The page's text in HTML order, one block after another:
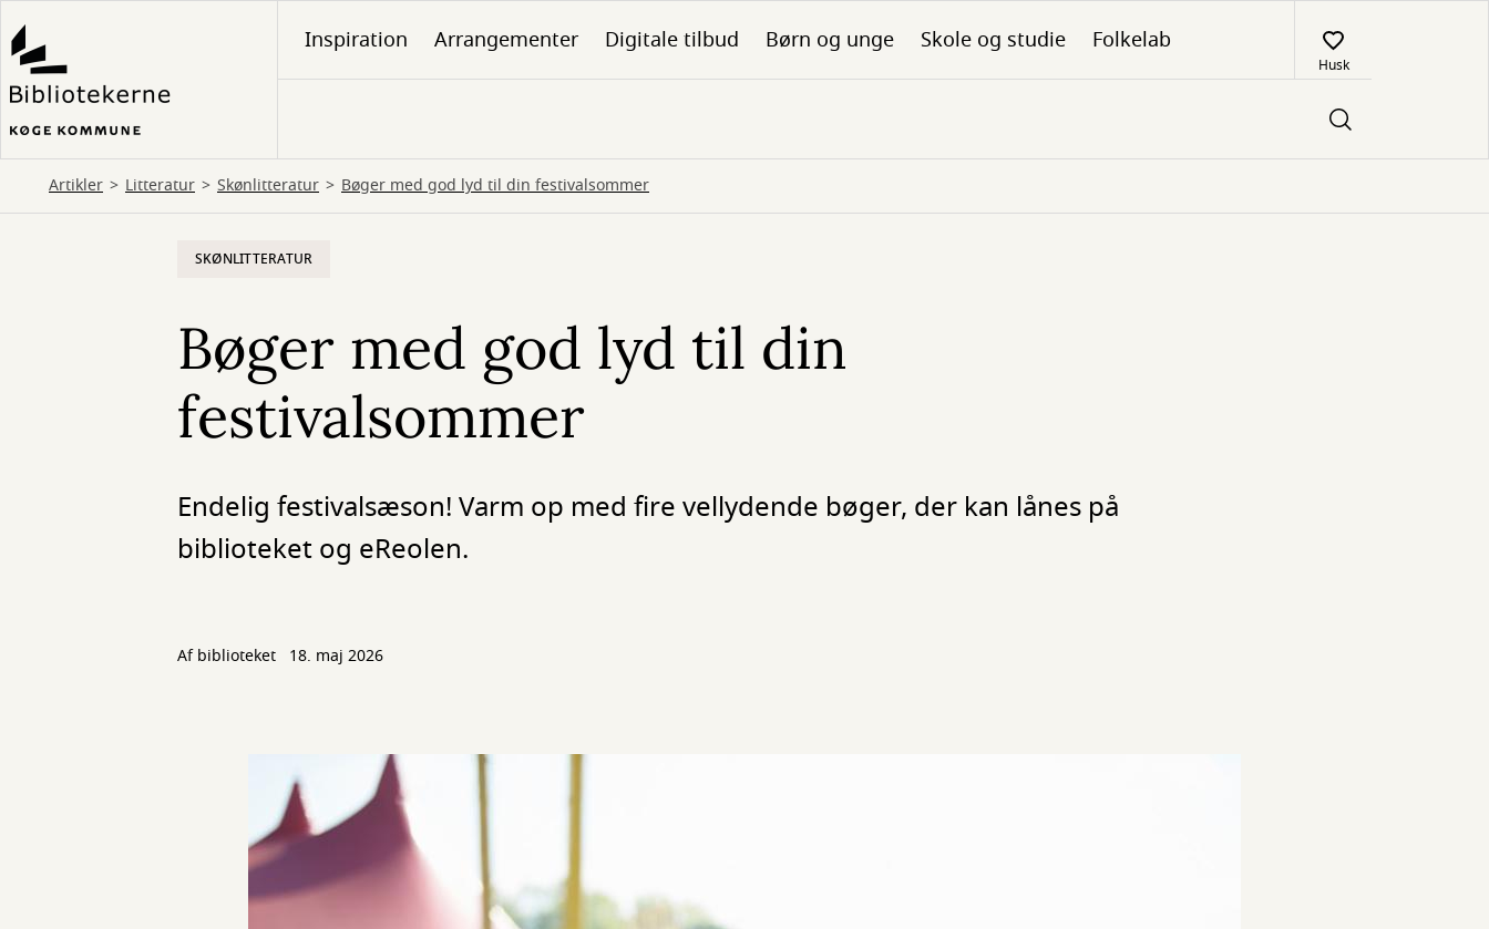
til
hovedindhold
Inspiration Arrangementer Digitale tilbud Børn og unge Skole og studie Folkelab
Husk
Artikler Litteratur Skønlitteratur Bøger med god lyd til din festivalsommer
SKØNLITTERATUR
Bøger med god lyd til din
festivalsommer
Endelig festivalsæson! Varm op med fire vellydende bøger, der kan lånes på
biblioteket og eReolen.
Af biblioteket 18. maj 2026